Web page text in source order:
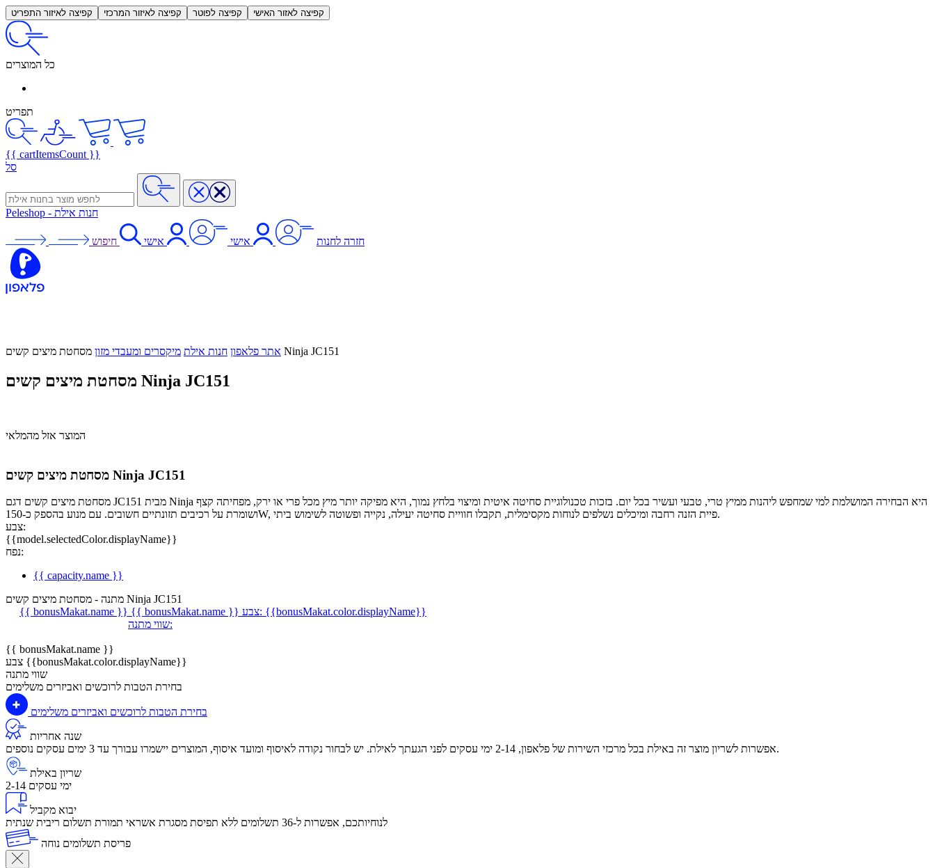
קפיצה לאיזור התפריט קפיצה לאיזור המרכזי קפיצה לפוטר קפיצה לאזור האישי
כל המוצרים
תפריט
{{ cartItemsCount }}
סל
Peleshop - חנות אילת
חזרה לחנות אישי אישי חיפוש
אתר פלאפון חנות אילת מיקסרים ומעבדי מזון מסחטת מיצים קשים Ninja JC151
מסחטת מיצים קשים Ninja JC151
המוצר אזל מהמלאי
מסחטת מיצים קשים Ninja JC151
מסחטת מיצים קשים דגם JC151 מבית Ninja היא הבחירה המושלמת למי שמחפש ליהנות ממיץ טרי, טבעי ועשיר בכל יום. בזכות טכנולוגיית סחיטה איטית ומיצוי בלחץ נמוך, היא מפיקה יותר מיץ מכל פרי או ירק, מפחיתה קצף
ושומרת על רכיבים תזונתיים חשובים. עם מנוע בהספק כ-150W, פיית הזנה רחבה ומיכלים נשלפים לנוחות מקסימלית, תקבלו חוויית סחיטה יעילה, נקייה ופשוטה לשימוש ביתי.
צבע:
{{model.selectedColor.displayName}}
נפח:
{{ capacity.name }}
מתנה - מסחטת מיצים קשים Ninja JC151
{{ bonusMakat.name }} {{ bonusMakat.name }} צבע: {{bonusMakat.color.displayName}}
שווי מתנה:
{{ bonusMakat.name }}
צבע {{bonusMakat.color.displayName}}
שווי מתנה
בחירת הטבות לרוכשים ואביזרים משלימים
בחירת הטבות לרוכשים ואביזרים משלימים
שנה אחריות
אפשרות לשריון מוצר זה באילת בכל מרכזי השירות של פלאפון, 2-14 ימי עסקים לפני הגעתך לאילת. יש לבחור נקודה לאיסוף ומועד איסוף, המוצרים יישמרו עבורך עד 3 ימים עסקים נוספים.
שריון באילת
2-14 ימי עסקים
יבוא מקביל
לנוחיותכם, אפשרות ל-36 תשלומים ללא תפיסת מסגרת אשראי תמורת תשלום ריבית שנתית
פריסת תשלומים נוחה